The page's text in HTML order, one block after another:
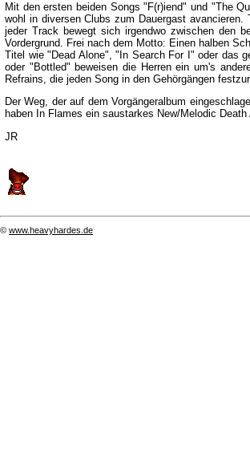
Mit den ersten beiden Songs "F(r)iend" und "The
wohl in diversen Clubs zum Dauergast
jeder Track bewegt sich irgendwo zwischen den
Vordergrund. Frei nach dem Motto: Einen halben
Titel wie "Dead Alone", "In Search For I" oder das
oder "Bottled" beweisen die Herren ein um's
Refrains, die jeden Song in den Gehörgängen
Der Weg, der auf dem Vorgängeralbum
haben In Flames ein saustarkes New/Melodic
JR
© www.heavyhardes.de